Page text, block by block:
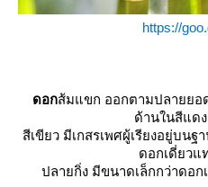
https://
ดอกส้มแขก ออกตามปลายยอ
ด้านในสีแด
สีเขียว มีเกสรเพศผู้เรียงอยู่บน
ดอกเดี่ยวแ
ปลายกิ่ง มีขนาดเล็กกว่าดอก